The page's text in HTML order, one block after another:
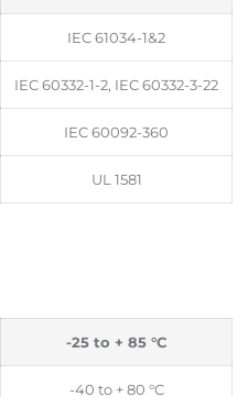
IEC 61034-1&2
IEC 60332-1-2, IEC 60332-3-22
IEC 60092-360
UL 1581
-25 to + 85 °C
-40 to + 80 °C